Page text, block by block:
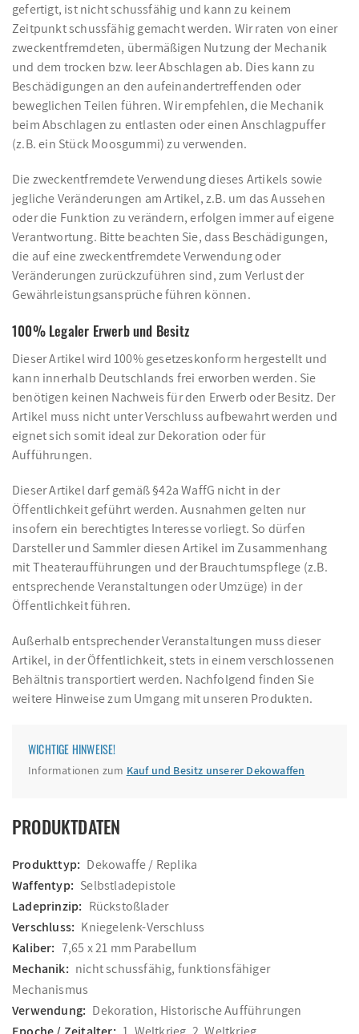
gefertigt, ist nicht schussfähig und kann zu keinem
Zeitpunkt schussfähig gemacht werden. Wir raten von einer
zweckentfremdeten, übermäßigen Nutzung der Mechanik
und dem trocken bzw. leer Abschlagen ab. Dies kann zu
Beschädigungen an den aufeinandertreffenden oder
beweglichen Teilen führen. Wir empfehlen, die Mechanik
beim Abschlagen zu entlasten oder einen Anschlagpuffer
(z.B. ein Stück Moosgummi) zu verwenden.
Die zweckentfremdete Verwendung dieses Artikels sowie
jegliche Veränderungen am Artikel, z.B. um das Aussehen
oder die Funktion zu verändern, erfolgen immer auf eigene
Verantwortung. Bitte beachten Sie, dass Beschädigungen,
die auf eine zweckentfremdete Verwendung oder
Veränderungen zurückzuführen sind, zum Verlust der
Gewährleistungsansprüche führen können.
100% Legaler Erwerb und Besitz
Dieser Artikel wird 100% gesetzeskonform hergestellt und
kann innerhalb Deutschlands frei erworben werden. Sie
benötigen keinen Nachweis für den Erwerb oder Besitz. Der
Artikel muss nicht unter Verschluss aufbewahrt werden und
eignet sich somit ideal zur Dekoration oder für
Aufführungen.
Dieser Artikel darf gemäß §42a WaffG nicht in der
Öffentlichkeit geführt werden. Ausnahmen gelten nur
insofern ein berechtigtes Interesse vorliegt. So dürfen
Darsteller und Sammler diesen Artikel im Zusammenhang
mit Theateraufführungen und der Brauchtumspflege (z.B.
entsprechende Veranstaltungen oder Umzüge) in der
Öffentlichkeit führen.
Außerhalb entsprechender Veranstaltungen muss dieser
Artikel, in der Öffentlichkeit, stets in einem verschlossenen
Behältnis transportiert werden. Nachfolgend finden Sie
weitere Hinweise zum Umgang mit unseren Produkten.
WICHTIGE HINWEISE!
Informationen zum Kauf und Besitz unserer Dekowaffen
PRODUKTDATEN
Produkttyp: Dekowaffe / Replika
Waffentyp: Selbstladepistole
Ladeprinzip: Rückstoßlader
Verschluss: Kniegelenk-Verschluss
Kaliber: 7,65 x 21 mm Parabellum
Mechanik: nicht schussfähig, funktionsfähiger
Mechanismus
Verwendung: Dekoration, Historische Aufführungen